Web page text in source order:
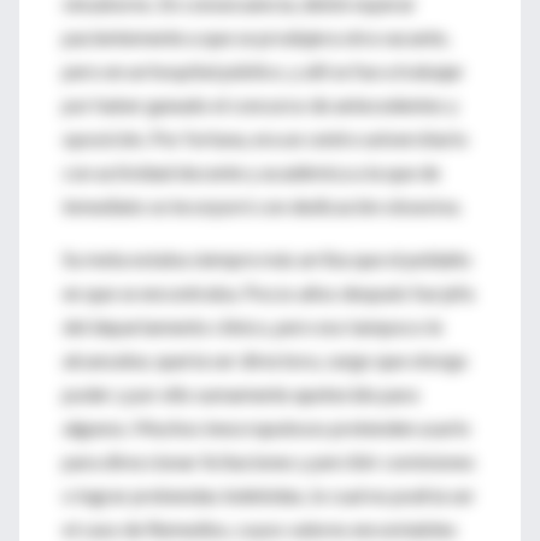
pacientemente a que se produjera otra vacante,
pero en un hospital público, y allí se fue a trabajar
por haber ganado el concurso de antecedentes y
oposición. Por fortuna, era un centro universitario
con actividad docente y académica a la que de
inmediato se incorporó con dedicación obsesiva.
Su meta estaba siempre más arriba que el peldaño
en que se encontraba. Pocos años después fue jefa
del departamento clínico, pero eso tampoco le
alcanzaba; quería ser directora, cargo que otorga
poder y por ello sumamente apetecido para
algunos. Muchos inescrupulosos pretenden usarlo
para direccionar licitaciones y percibir comisiones
o lograr prebendas indebidas, lo cual no podría ser
el caso de Remedios, cuyos valores encomiables